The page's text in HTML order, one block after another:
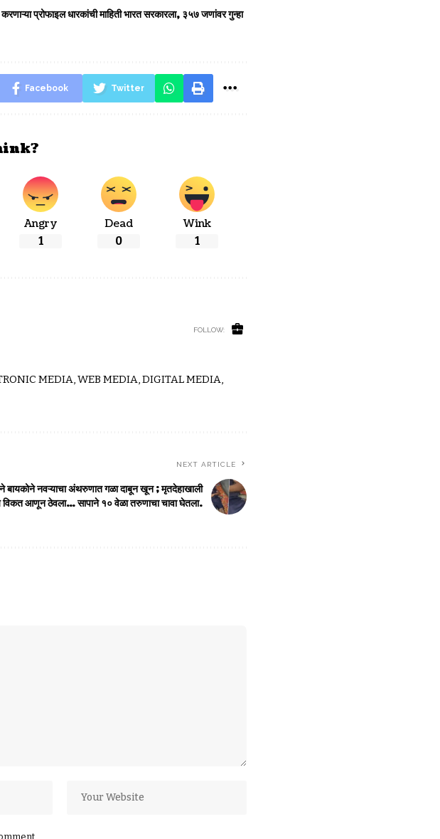
प्रोफाइल धारकांची माहिती भारत सरकारला, ३५७ जणांवर गुन्हा
Facebook Twitter
Angry
1
Dead
0
Wink
1
FOLLOW:
MEDIA, WEB MEDIA, DIGITAL MEDIA,
NEXT ARTICLE
बायकोने नवऱ्याचा अंथरुणात गळा दाबून खून ; मृतदेहाखाली
विकत आणून ठेवला… सापाने १० वेळा तरुणाचा चावा घेतला.